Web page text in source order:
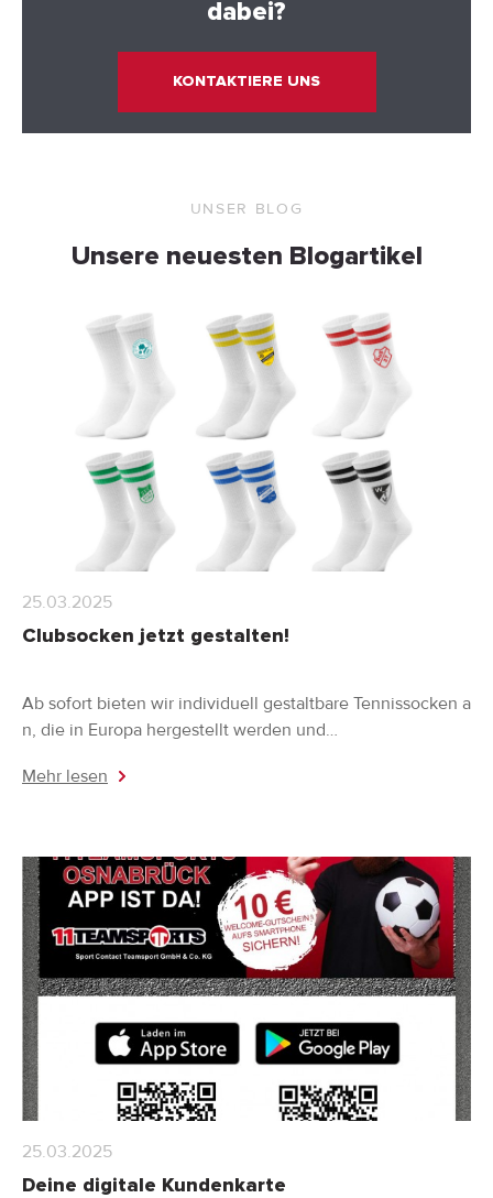
dabei?
KONTAKTIERE UNS
UNSER BLOG
Unsere neuesten Blogartikel
25.03.2025
Clubsocken jetzt gestalten!
Ab sofort bieten wir individuell gestaltbare Tennissocken a
n, die in Europa hergestellt werden und…
Mehr lesen
25.03.2025
Deine digitale Kundenkarte